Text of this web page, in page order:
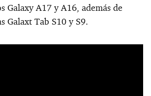
Galaxy A17 y A16, además de
Galaxt Tab S10 y S9.